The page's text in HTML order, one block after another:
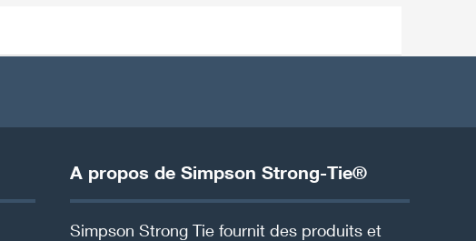
A propos de Simpson Strong-Tie®
Simpson Strong Tie fournit des produits et